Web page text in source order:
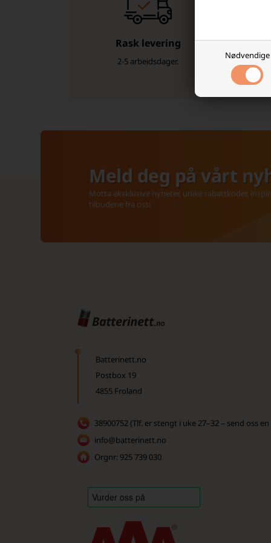
Nødvendige
Rask levering
2-5 arbeidsdager.
Meld deg på vårt
Motta eksklusive nyheter, unike rabattkoder,
tilbudene fra oss!
Batterinett.no
Postbox 19
4855 Froland
38900752 (Tlf. er stengt i uke 27–32 – send oss
info@batterinett.no
Orgnr: 925 739 030